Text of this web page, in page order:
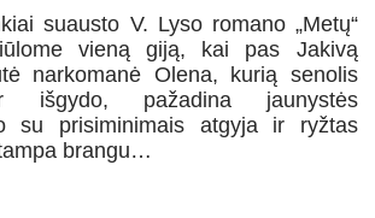
suausto V. Lyso romano „Metų“
vieną giją, kai pas Jakivą
narkomanė Olena, kurią senolis
išgydo, pažadina jaunystės
su prisiminimais atgyja ir ryžtas
brangu…